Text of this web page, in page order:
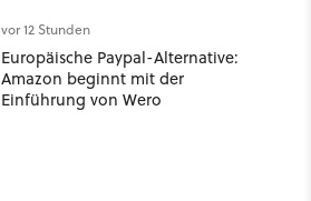
vor 12 Stunden
Europäische Paypal-Alternative:
Amazon beginnt mit der
Einführung von Wero